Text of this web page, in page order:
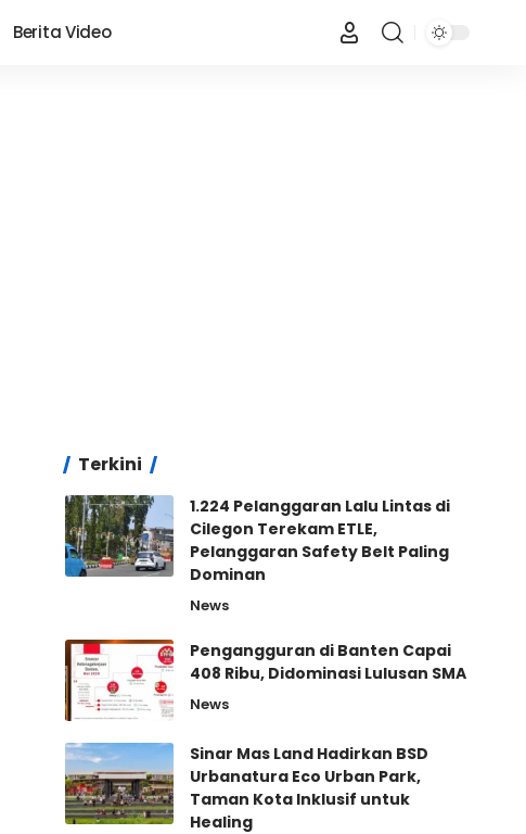
Berita Video
Terkini
1.224 Pelanggaran Lalu Lintas di
Cilegon Terekam ETLE,
Pelanggaran Safety Belt Paling
Dominan
News
Pengangguran di Banten Capai
408 Ribu, Didominasi Lulusan SMA
News
Sinar Mas Land Hadirkan BSD
Urbanatura Eco Urban Park,
Taman Kota Inklusif untuk
Healing